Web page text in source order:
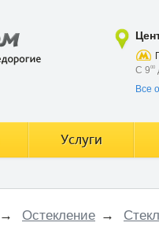
→ Остекление →
С 900
Все
Услуги